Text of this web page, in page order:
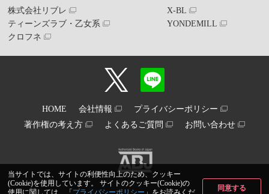
当サイトでは、サイトの利便性向上のため、クッキー
(Cookie)を使用しています。 サイトのクッキー(Cookie)の
使用に関しては、「 プライバシーポリシー 」をお読みくだ
同意する
株式会社リブレ
ティーンズラブ・乙女系
クロフネ
X-BL
YONDEMILL
HOME 会社情報
プライバシーポリシー
著作権の考え方
よくあるご質問 お問い合わせ